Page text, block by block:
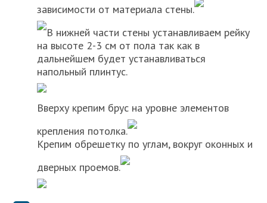
зависимости от материала стены.
В нижней части стены устанавливаем рейку
на высоте 2-3 см от пола так как в
дальнейшем будет устанавливаться
напольный плинтус.
Вверху крепим брус на уровне элементов
крепления потолка.
Крепим обрешетку по углам, вокруг оконных и
дверных проемов.